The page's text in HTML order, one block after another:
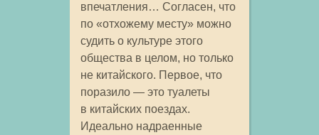
впечатления… Согласен, что
по «отхожему месту» можно
судить о культуре этого
общества в целом, но только
не китайского. Первое, что
поразило — это туалеты
в китайских поездах.
Идеально надраенные